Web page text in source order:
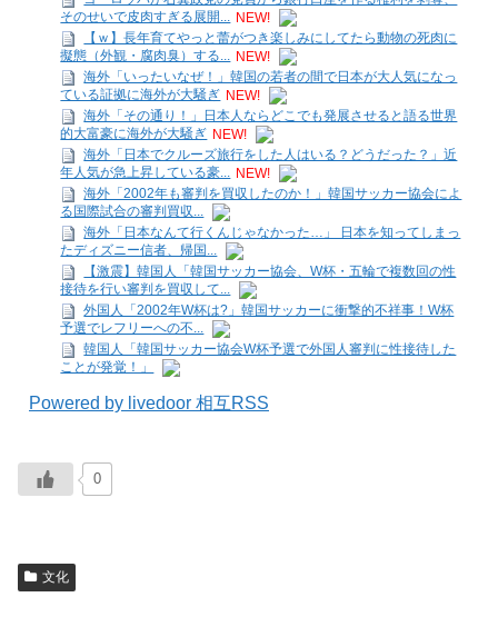
そのせいで皮肉すぎる展開... NEW!
【ｗ】長年育てやっと蕾がつき楽しみにしてたら動物の死肉に
擬態（外観・腐肉臭）する... NEW!
海外「いったいなぜ！」韓国の若者の間で日本が大人気になっ
ている証拠に海外が大騒ぎ NEW!
海外「その通り！」日本人ならどこでも発展させると語る世界
的大富豪に海外が大騒ぎ NEW!
海外「日本でクルーズ旅行をした人はいる？どうだった？」近
年人気が急上昇している豪... NEW!
海外「2002年も審判を買収したのか！」韓国サッカー協会によ
る国際試合の審判買収...
海外「日本なんて行くんじゃなかった…」 日本を知ってしまっ
たディズニー信者、帰国...
【激震】韓国人「韓国サッカー協会、W杯・五輪で複数回の性
接待を行い審判を買収して...
外国人「2002年W杯は?」韓国サッカーに衝撃的不祥事！W杯
予選でレフリーへの不...
韓国人「韓国サッカー協会W杯予選で外国人審判に性接待した
ことが発覚！」
Powered by livedoor 相互RSS
0
文化